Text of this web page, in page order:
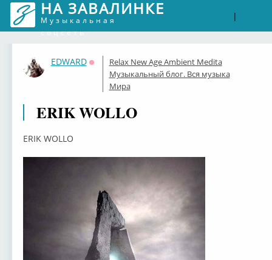
НА ЗАВАЛИНКЕ
Музыкальная
соцсеть
|
EDWARD
Оффлайн
Relax New Age Ambient Medita
Музыкальный блог. Вся музыка
Мира
ERIK WOLLO
ERIK WOLLO